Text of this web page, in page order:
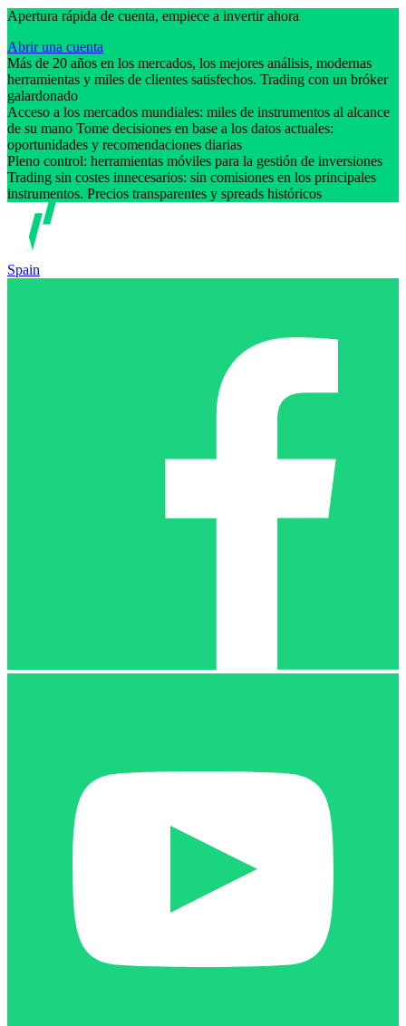
Apertura rápida de cuenta, empiece a invertir ahora
Abrir una cuenta
Más de 20 años en los mercados, los mejores análisis, modernas
herramientas y miles de clientes satisfechos. Trading con un bróker
galardonado
Acceso a los mercados mundiales: miles de instrumentos al alcance
de su mano Tome decisiones en base a los datos actuales:
oportunidades y recomendaciones diarias
Pleno control: herramientas móviles para la gestión de inversiones
Trading sin costes innecesarios: sin comisiones en los principales
instrumentos. Precios transparentes y spreads históricos
Spain